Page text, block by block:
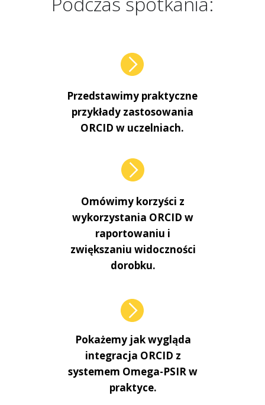
Przedstawimy praktyczne
przykłady zastosowania
ORCID w uczelniach.
Omówimy korzyści z
wykorzystania ORCID w
raportowaniu i
zwiększaniu widoczności
dorobku.
Pokażemy jak wygląda
integracja ORCID z
systemem Omega-PSIR w
praktyce.